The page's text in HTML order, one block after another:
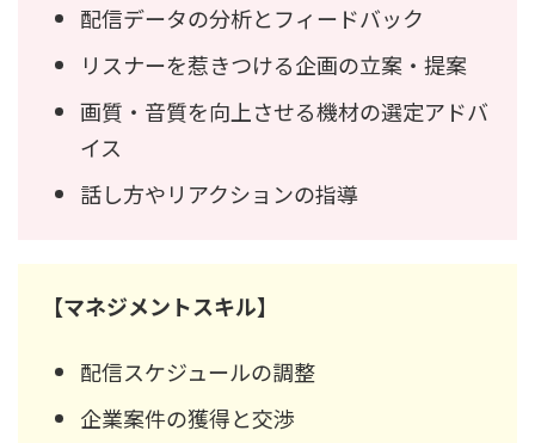
配信データの分析とフィードバック
リスナーを惹きつける企画の立案・提案
画質・音質を向上させる機材の選定アドバ
イス
話し方やリアクションの指導
【マネジメントスキル】
配信スケジュールの調整
企業案件の獲得と交渉